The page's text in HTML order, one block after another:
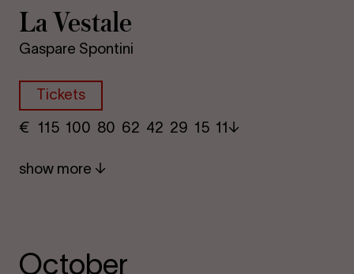
La Vestale
Gaspare Spontini
Tickets
€ ​ 115 100 80​ 62 42 29​ 15 11
show more
October